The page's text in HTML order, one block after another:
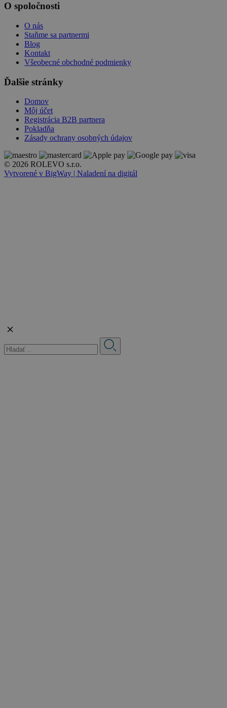
O spoločnosti
O nás
Staňme sa partnermi
Blog
Kontakt
Všeobecné obchodné podmienky
Ďalšie stránky
Domov
Môj účet
Registrácia B2B partnera
Pokladňa
Zásady ochrany osobných údajov
© 2026 ROLEVO s.r.o.
Vytvorené v BigWay | Naladení na digitál